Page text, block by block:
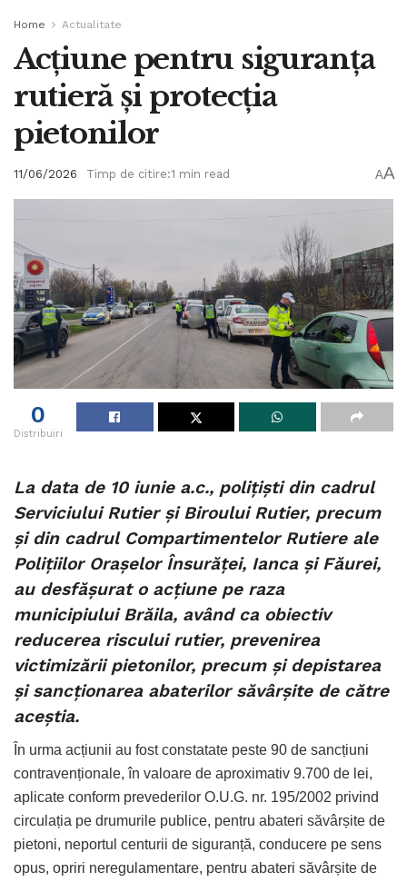
Home Actualitate
Acțiune pentru siguranța
rutieră și protecția
pietonilor
11/06/2026 Timp de citire:1 min read AA
0
Distribuiri
La data de 10 iunie a.c., polițiști din cadrul
Serviciului Rutier și Biroului Rutier, precum
și din cadrul Compartimentelor Rutiere ale
Polițiilor Orașelor Însurăței, Ianca și Făurei,
au desfășurat o acțiune pe raza
municipiului Brăila, având ca obiectiv
reducerea riscului rutier, prevenirea
victimizării pietonilor, precum și depistarea
și sancționarea abaterilor săvârșite de către
aceștia.
În urma acțiunii au fost constatate peste 90 de sancțiuni
contravenționale, în valoare de aproximativ 9.700 de lei,
aplicate conform prevederilor O.U.G. nr. 195/2002 privind
circulația pe drumurile publice, pentru abateri săvârșite de
pietoni, neportul centurii de siguranță, conducere pe sens
opus, opriri neregulamentare, pentru abateri săvârșite de